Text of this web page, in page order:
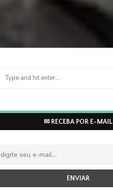
✉ RECEBA POR E-MAIL